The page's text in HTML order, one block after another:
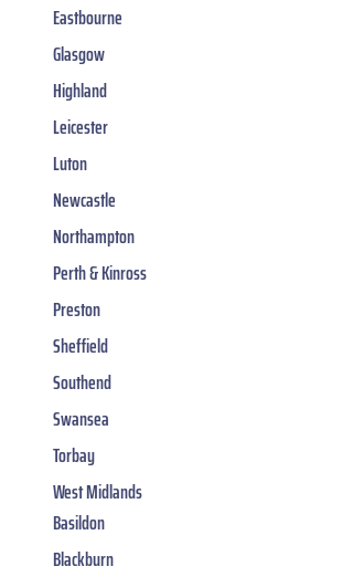
Eastbourne
Glasgow
Highland
Leicester
Luton
Newcastle
Northampton
Perth & Kinross
Preston
Sheffield
Southend
Swansea
Torbay
West Midlands
Basildon
Blackburn